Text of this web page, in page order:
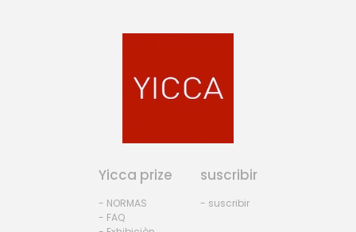
Yicca prize
- NORMAS
- FAQ
suscribir
- suscribir